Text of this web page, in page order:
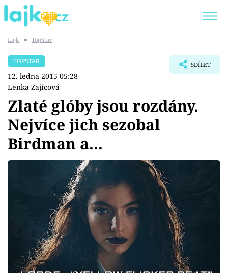
SHOPAHOLICADEL
Témata
Showbyznys
Sex a vztahy
Videa
Lajk ■ TopStar
TOPSTAR
12. ledna 2015 05:28
Lenka Zajícová
SDÍLET
Zlaté glóby jsou rozdány.
Nejvíce jich sezobal
Birdman a...